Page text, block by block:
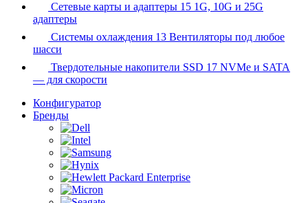
Сетевые карты и адаптеры 15 1G, 10G и 25G
адаптеры
Системы охлаждения 13 Вентиляторы под любое
шасси
Твердотельные накопители SSD 17 NVMe и SATA
— для скорости
Конфигуратор
Бренды